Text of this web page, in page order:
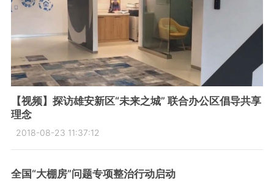
【视频】探访雄安新区“未来之城” 联合办公区倡导共享
理念
2018-08-23 11:37:12
全国“大棚房”问题专项整治行动启动